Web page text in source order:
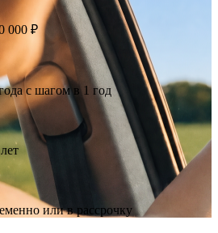
000 ₽
с шагом в 1 год
или в рассрочку